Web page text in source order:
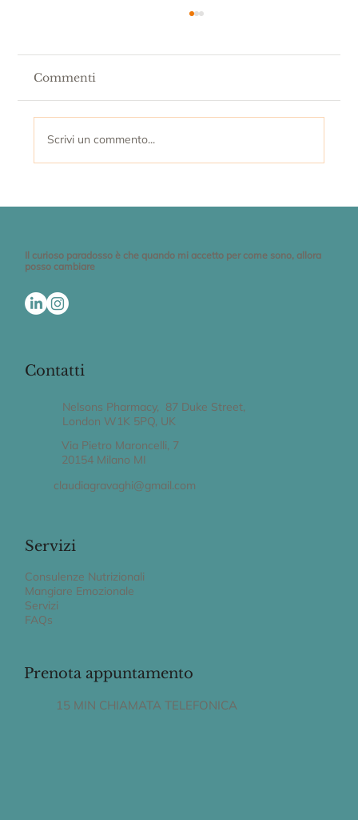
Commenti
Scrivi un commento...
Il curioso paradosso è che quando mi accetto per come sono, allora
posso cambiare
Contatti
Nelsons Pharmacy, 87 Duke Street,
London W1K 5PQ, UK
Via Pietro Maroncelli, 7
20154 Milano MI
claudiagravaghi@gmail.com
Servizi
Consulenze Nutrizionali
Mangiare Emozionale
Servizi
FAQs
Prenota appuntamento
15 MIN CHIAMATA TELEFONICA